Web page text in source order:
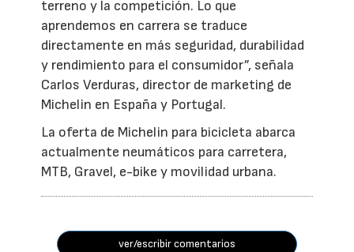
terreno y la competición. Lo que
aprendemos en carrera se traduce
directamente en más seguridad, durabilidad
y rendimiento para el consumidor”, señala
Carlos Verduras, director de marketing de
Michelin en España y Portugal.
La oferta de Michelin para bicicleta abarca
actualmente neumáticos para carretera,
MTB, Gravel, e-bike y movilidad urbana.
ver/escribir comentarios